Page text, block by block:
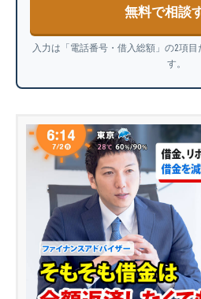
無料で相談
入力は「電話番号・借入総額」の2項
す。